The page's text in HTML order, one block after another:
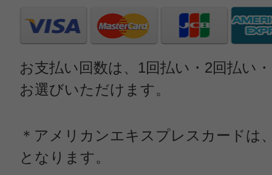
お支払い回数は、1回払い・2回払い
お選びいただけます。
＊アメリカンエキスプレスカードは
となります。